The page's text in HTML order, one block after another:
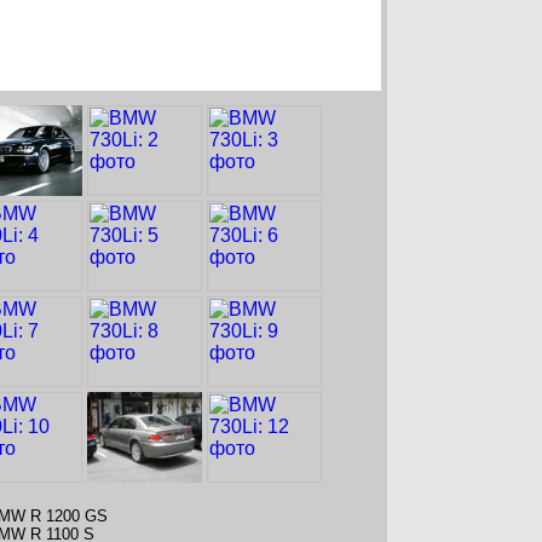
R 1200 GS
R 1100 S